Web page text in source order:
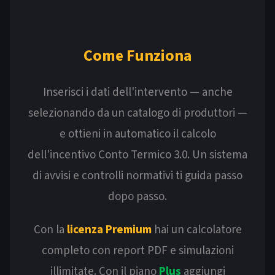
Come Funziona
Inserisci i dati dell'intervento — anche
selezionando da un catalogo di produttori —
e ottieni in automatico il calcolo
dell'incentivo Conto Termico 3.0. Un sistema
di avvisi e controlli normativi ti guida passo
dopo passo.
Con la licenza Premiumhai un calcolatore
completo con report PDF e simulazioni
illimitate. Con il pianoPlus aggiungi